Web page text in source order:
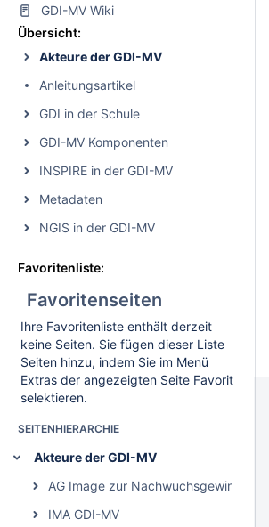
GDI-MV Wiki
Übersicht:
Akteure der GDI-MV
Anleitungsartikel
GDI in der Schule
GDI-MV Komponenten
INSPIRE in der GDI-MV
Metadaten
NGIS in der GDI-MV
Favoritenliste:
Favoritenseiten
Ihre Favoritenliste enthält derzeit
keine Seiten. Sie fügen dieser Liste
Seiten hinzu, indem Sie im Menü
Extras der angezeigten Seite Favorit
selektieren.
SEITENHIERARCHIE
Akteure der GDI-MV
AG Image zur Nachwuchsgewinnung
IMA GDI-MV